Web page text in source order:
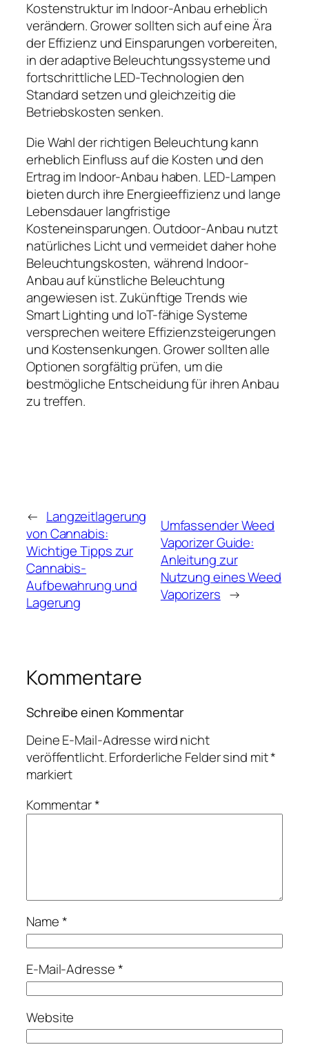
Kostenstruktur im Indoor-Anbau erheblich
verändern. Grower sollten sich auf eine Ära
der Effizienz und Einsparungen vorbereiten,
in der adaptive Beleuchtungssysteme und
fortschrittliche LED-Technologien den
Standard setzen und gleichzeitig die
Betriebskosten senken.
Die Wahl der richtigen Beleuchtung kann
erheblich Einfluss auf die Kosten und den
Ertrag im Indoor-Anbau haben. LED-Lampen
bieten durch ihre Energieeffizienz und lange
Lebensdauer langfristige
Kosteneinsparungen. Outdoor-Anbau nutzt
natürliches Licht und vermeidet daher hohe
Beleuchtungskosten, während Indoor-
Anbau auf künstliche Beleuchtung
angewiesen ist. Zukünftige Trends wie
Smart Lighting und IoT-fähige Systeme
versprechen weitere Effizienzsteigerungen
und Kostensenkungen. Grower sollten alle
Optionen sorgfältig prüfen, um die
bestmögliche Entscheidung für ihren Anbau
zu treffen.
← Langzeitlagerung
von Cannabis:
Wichtige Tipps zur
Cannabis-
Aufbewahrung und
Lagerung
Umfassender Weed
Vaporizer Guide:
Anleitung zur
Nutzung eines Weed
Vaporizers →
Kommentare
Schreibe einen Kommentar
Deine E-Mail-Adresse wird nicht
veröffentlicht.Erforderliche Felder sind mit*
markiert
Kommentar*
Name*
E-Mail-Adresse*
Website